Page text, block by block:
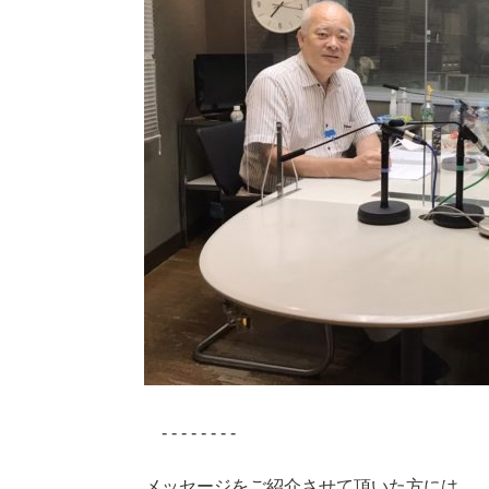
- - - - - - - -